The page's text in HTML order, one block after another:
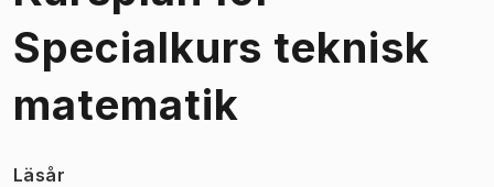
Specialkurs teknisk
matematik
Läsår